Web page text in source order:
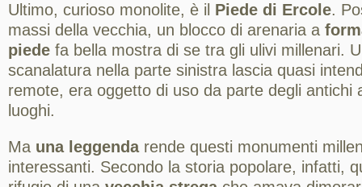
Ultimo, curioso monolite, è il Piede di Ercole.
massi della vecchia, un blocco di arenaria a
piede fa bella mostra di se tra gli ulivi millenari.
scanalatura nella parte sinistra lascia quasi
remote, era oggetto di uso da parte degli antichi
luoghi.
Ma una leggendarende questi monumenti
interessanti. Secondo la storia popolare, infatti,